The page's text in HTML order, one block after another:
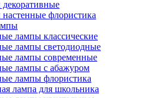
флористика
лампы классические
лампы светодиодные
лампы современные
лампы с абажуром
лампы флористика
лампа для школьника